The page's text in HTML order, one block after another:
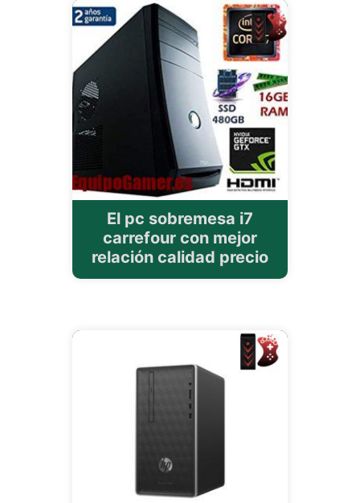
El pc sobremesa i7
carrefour con mejor
relación calidad precio